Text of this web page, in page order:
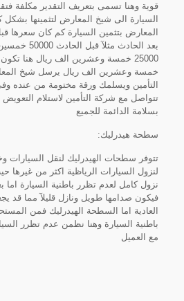
قوية وهنا تسمى بتعريف التقدير مكلفة
السيارة الى شيخ المعارض لتثمينها
المعارض بتثمين السيارة كم كان سعرها
بعد الحادث
خمسة وعشرين الف ريال يرسل شيخ
التأمين ويسلمك ورقة مختومة من عنده
تتواصل مع شركة التأمين لاستلام التعويض
بسلامة الدائمة للجميع
سطحة هيدرليك:
تتوفر سطحات الهيدرليك لنقل السيارات
لنزول السيارات الرياظية اكثر من
نزول كامل لعدم تظرر باطنية السيارة اما
فيكون صدامها طويل ونازل قليلآ مما
العادية اما السطحة الهيدرليك فمن
باطنية السيارة وهنا نظمن عدم تظرر
مع العميل